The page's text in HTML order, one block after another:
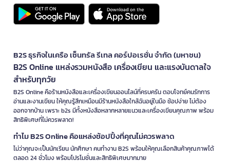
B2S ธุรกิจในเครือ เซ็นทรัล รีเทล คอร์ปอเรชั่น จำกัด (มหาชน)
B2S Online แหล่งรวมหนังสือ เครื่องเขียน และแรงบันดาลใจ
สำหรับทุกวัย
B2S Online คือร้านหนังสือและเครื่องเขียนออนไลน์ที่ครบครัน ตอบโจทย์คนรักการ
อ่านและงานเขียน ให้คุณรู้สึกเหมือนมีร้านหนังสือใกล้ฉันอยู่ในมือ ช้อปง่าย ไม่ต้อง
ออกจากบ้าน เพราะ b2s มีทั้งหนังสือหลากหลายแนวและเครื่องเขียนคุณภาพ พร้อม
สิทธิพิเศษที่ไม่ควรพลาด!
ทำไม B2S Online คือแหล่งช้อปปิ้งที่คุณไม่ควรพลาด
ไม่ว่าคุณจะเป็นนักเรียน นักศึกษา คนทำงาน B2S พร้อมให้คุณเลือกสินค้าคุณภาพได้
ตลอด 24 ชั่วโมง พร้อมโปรโมชั่นและสิทธิพิเศษมากมาย